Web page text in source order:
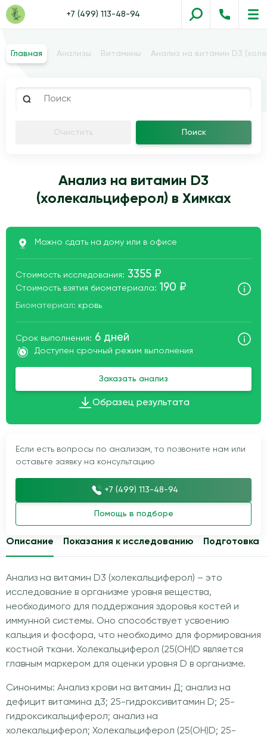
+7 (499) 113-48-94
Главная Анализы Витамины Анализ на витамин D3
Очистить Поиск
Анализ на витамин D3
(холекальциферол) в Химках
Описание Показания к исследованию Подготовка
Анализ на витамин D3 (холекальциферол) – это
исследование в организме уровня вещества,
необходимого для поддержания здоровья костей и
иммунной системы. Оно способствует усвоению
кальция и фосфора, что необходимо для формирования
костной ткани. Холекальциферол (25(OH)D является
главным маркером для оценки уровня D в организме.
Синонимы: Анализ крови на витамин Д; анализ на
дефицит витамина д3; 25-гидроксивитамин D; 25-
гидроксикальциферол; анализ на
холекальциферол; Холекальциферол (25(OH)D; 25-
Можно сдать на дому или в офисе
Стоимость исследования: 3355 ₽
Стоимость взятия биоматериала: 190 ₽
Биоматериал: кровь
Срок выполнения: 6 дней
Доступен срочный режим выполнения
Заказать анализ
Образец результата
Если есть вопросы по анализам, то позвоните нам или
оставьте заявку на консультацию
+7 (499) 113-48-94
Помощь в подборе